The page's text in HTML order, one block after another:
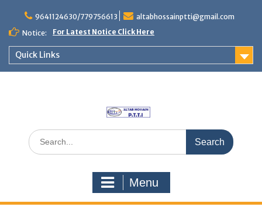
content
9641124630/779756613
altabhossainptti@gmail.com
Notice:
For Latest Notice Click Here
Quick Links
Search
for:
Menu